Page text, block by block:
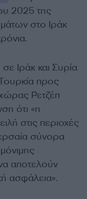
2025 της
στο Ιράκ
Ιράκ και Συρία
προς
Ρετζέπ
ότι «η
στις περιοχές
σύνορα
αποτελούν
ασφάλεια».